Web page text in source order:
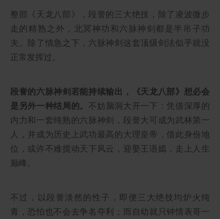
整部《天龙八部》，段誉的三大绝技，除了凌波微步
走的精熟之外，北冥神功和六脉神剑都是半吊子功
夫。除了情急之下，六脉神剑这套顶级剑法似乎就没
正常发挥过。
段誉的六脉神剑若能持续输出，《天龙八部》想必会
是另外一种结局的。 不妨脑洞大开一下：凭借深厚的
内力和一套纯熟的六脉神剑，段誉大可成为武林第一
人，并成为历史上武功最高的大理皇帝，借此身份地
位，或许不难搅动天下风云，迎娶王语嫣，走上人生
巅峰。
不过，以段誉淡然的性子，即便三大绝技均炉火纯
青，恐怕也不会去争名夺利；而自幼就只钟情表哥一